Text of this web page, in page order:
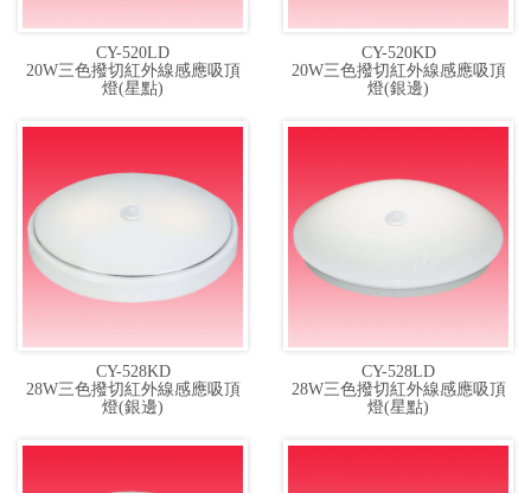
CY-520LD
20W三色撥切紅外線感應吸頂
燈(星點)
CY-520KD
20W三色撥切紅外線感應吸頂
燈(銀邊)
CY-528KD
28W三色撥切紅外線感應吸頂
燈(銀邊)
CY-528LD
28W三色撥切紅外線感應吸頂
燈(星點)